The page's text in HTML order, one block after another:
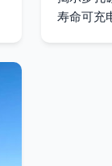
寿命可充